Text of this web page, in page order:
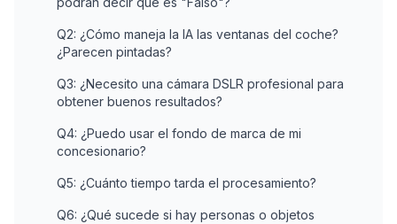
Q2: ¿Cómo maneja la IA las ventanas del coche?
¿Parecen pintadas?
Q3: ¿Necesito una cámara DSLR profesional para
obtener buenos resultados?
Q4: ¿Puedo usar el fondo de marca de mi
concesionario?
Q5: ¿Cuánto tiempo tarda el procesamiento?
Q6: ¿Qué sucede si hay personas o objetos